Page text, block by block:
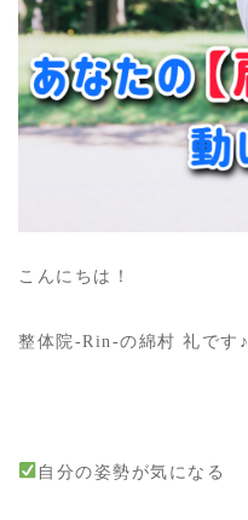
こんにちは！
整体院-Rin-の綿村 礼です♪
自分の姿勢が気になる